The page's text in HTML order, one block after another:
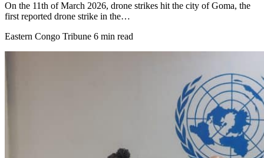
On the 11th of March 2026, drone strikes hit the city of Goma, the
first reported drone strike in the…
Eastern Congo Tribune 6 min read